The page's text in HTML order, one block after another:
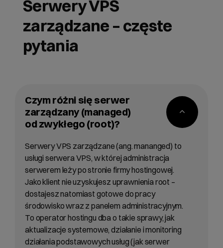
Serwery VPS
zarządzane – częste
pytania
Czym różni się serwer
zarządzany (managed)
od zwykłego (root)?
Serwery VPS zarządzane (ang. mananged) to
usługi serwera VPS, w której administracja
serwerem leży po stronie firmy hostingowej.
Jako klient nie uzyskujesz uprawnienia root –
dostajesz natomiast gotowe do pracy
środowisko wraz z panelem administracyjnym.
To operator hostingu dba o takie sprawy, jak
aktualizacje systemowe, działanie i monitoring
działania podstawowych usług (jak serwer